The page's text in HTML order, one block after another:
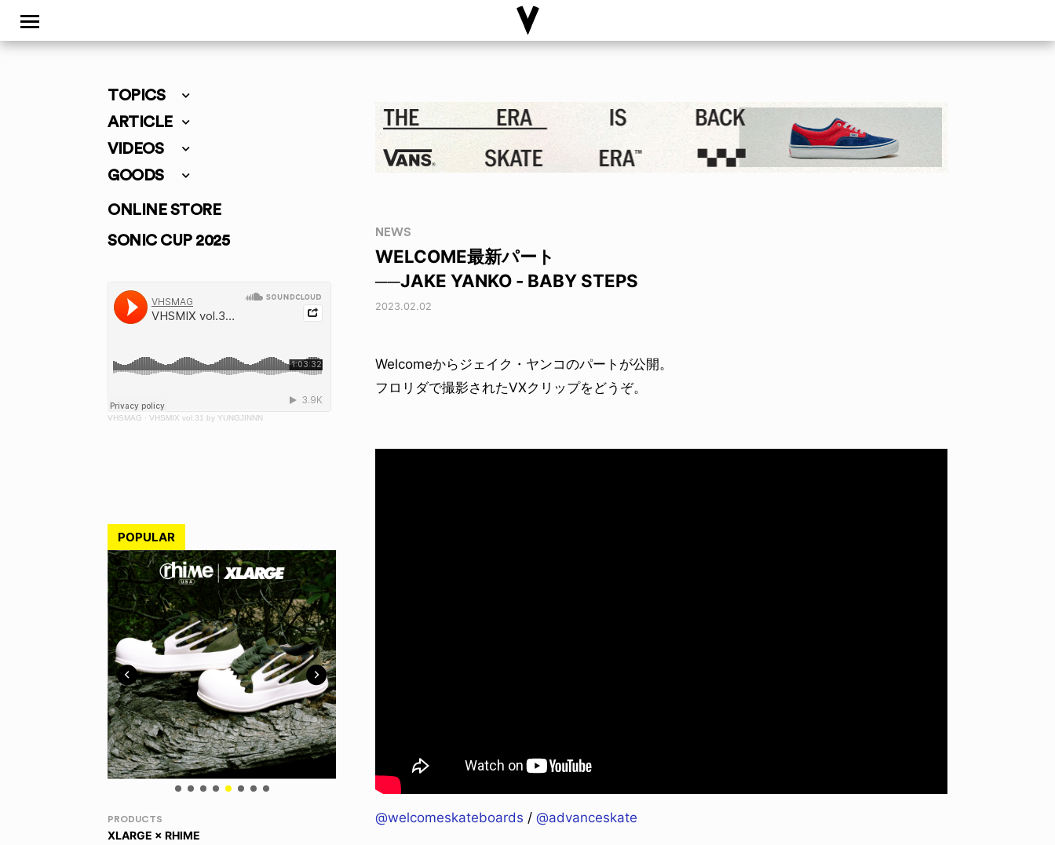
TOPICS
ARTICLE
VIDEOS
GOODS
ONLINE STORE
SONIC CUP 2025
VHSMAG · VHSMIX vol.31 by YUNGJINNN
POPULAR
VOICE OF FREEDOM
TONY ALVA (ENGLISH)
RANDOM VOICE OF FREEDOM
NEWS
WELCOME最新パート
──JAKE YANKO - BABY STEPS
2023.02.02
Welcomeからジェイク・ヤンコのパートが公開。
フロリダで撮影されたVXクリップをどうぞ。
@welcomeskateboards / @advanceskate